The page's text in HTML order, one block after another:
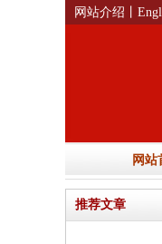
网站介绍 丨
网站
推荐文章